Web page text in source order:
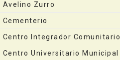
Avelino Zurro
Cementerio
Centro Integrador Comunitario
Centro Universitario Municipal